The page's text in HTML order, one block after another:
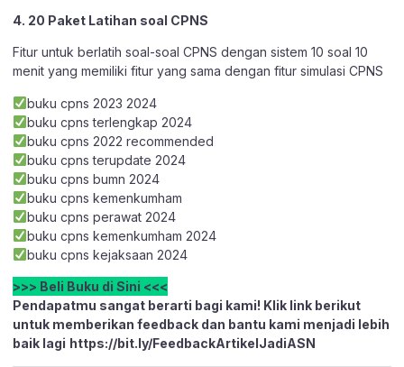
4. 20 Paket Latihan soal CPNS
Fitur untuk berlatih soal-soal CPNS dengan sistem 10 soal 10
menit yang memiliki fitur yang sama dengan fitur simulasi CPNS
buku cpns 2023 2024
buku cpns terlengkap 2024
buku cpns 2022 recommended
buku cpns terupdate 2024
buku cpns bumn 2024
buku cpns kemenkumham
buku cpns perawat 2024
buku cpns kemenkumham 2024
buku cpns kejaksaan 2024
>>> Beli Buku di Sini <<<
Pendapatmu sangat berarti bagi kami! Klik link berikut
untuk memberikan feedback dan bantu kami menjadi lebih
baik lagi https://bit.ly/FeedbackArtikelJadiASN